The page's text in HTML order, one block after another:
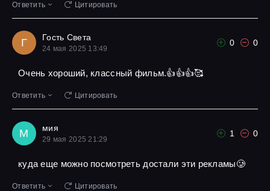
Ответить Цитировать
Г Гость Света
24 мая 2025 13:49
0 0
Очень хороший, классный фильм.👍👍👍🥰
Ответить Цитировать
М мия
29 мая 2025 21:29
1 0
куда еще можно посмотреть достали эти рекламы🥲
Ответить Цитировать